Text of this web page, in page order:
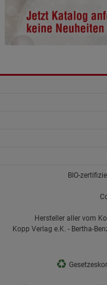
BIO-
Hersteller aller vom
Kopp Verlag e.K. - Bertha-
♻
Funktionale
Beschreibung
Statistik
Beschreibung Statistik
Marketing